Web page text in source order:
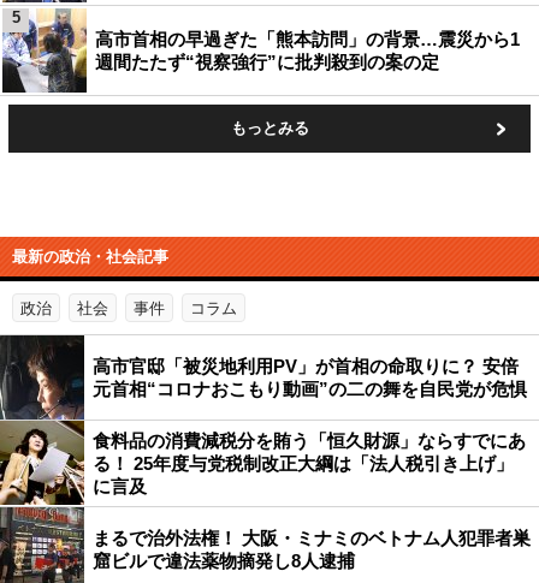
高市首相の早過ぎた「熊本訪問」の背景…震災から1
週間たたず“視察強行”に批判殺到の案の定
5
もっとみる
最新の政治・社会記事
政治 社会 事件 コラム
高市官邸「被災地利用PV」が首相の命取りに？ 安倍
元首相“コロナおこもり動画”の二の舞を自民党が危惧
食料品の消費減税分を賄う「恒久財源」ならすでにあ
る！ 25年度与党税制改正大綱は「法人税引き上げ」
に言及
まるで治外法権！ 大阪・ミナミのベトナム人犯罪者巣
窟ビルで違法薬物摘発し8人逮捕